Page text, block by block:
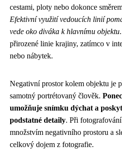
cestami, ploty nebo dokonce
Efektivní využití vedoucích linií
vede oko diváka k hlavnímu objektu
přirozené linie krajiny, zatímco v
nebo nábytek.
Negativní prostor kolem objektu je
samotný portrétovaný člověk.
umožňuje snímku dýchat a
podstatné detaily. Při
množstvím negativního prostoru a
celkový dojem z fotografie.